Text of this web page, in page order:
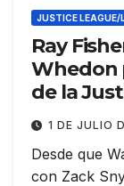
JUSTICE
Ray
Whedon
de la
1 DE JULIO
Desde que
con Zack